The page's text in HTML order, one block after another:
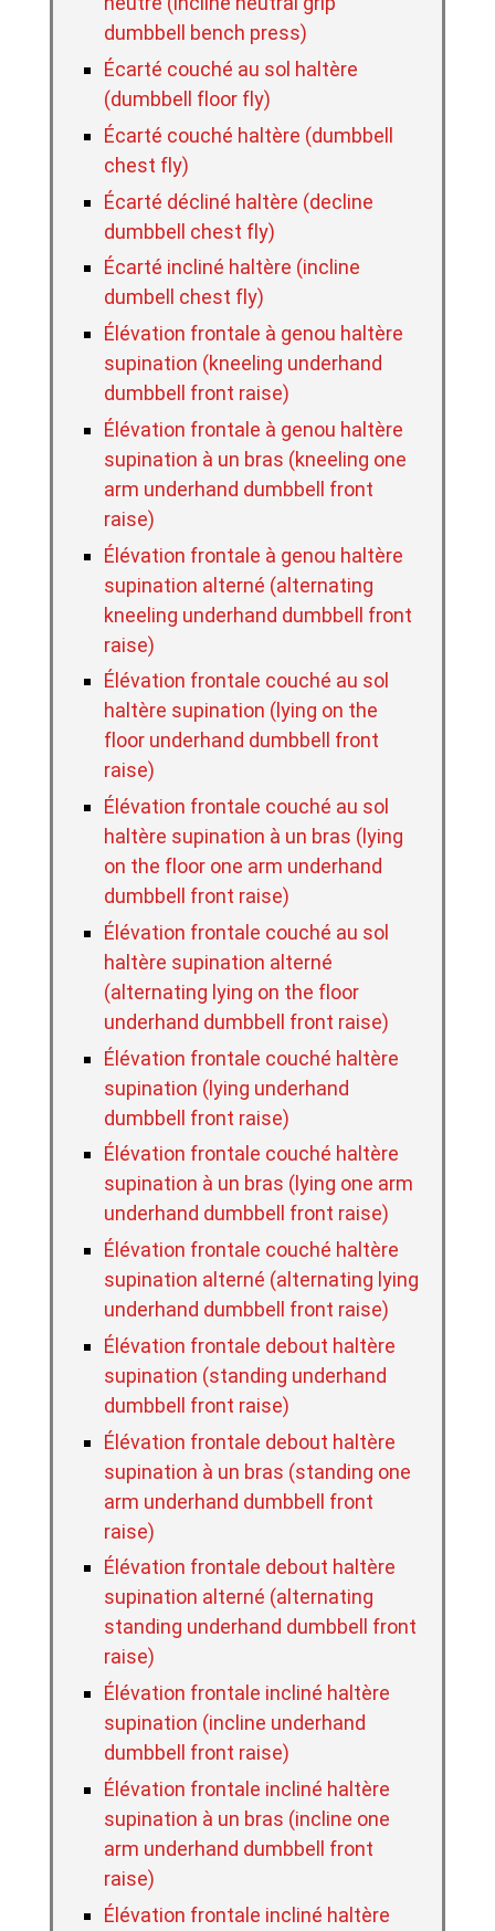
dumbbell bench press)
Écarté couché au sol haltère
(dumbbell floor fly)
Écarté couché haltère (dumbbell
chest fly)
Écarté décliné haltère (decline
dumbbell chest fly)
Écarté incliné haltère (incline
dumbell chest fly)
Élévation frontale à genou haltère
supination (kneeling underhand
dumbbell front raise)
Élévation frontale à genou haltère
supination à un bras (kneeling one
arm underhand dumbbell front
raise)
Élévation frontale à genou haltère
supination alterné (alternating
kneeling underhand dumbbell front
raise)
Élévation frontale couché au sol
haltère supination (lying on the
floor underhand dumbbell front
raise)
Élévation frontale couché au sol
haltère supination à un bras (lying
on the floor one arm underhand
dumbbell front raise)
Élévation frontale couché au sol
haltère supination alterné
(alternating lying on the floor
underhand dumbbell front raise)
Élévation frontale couché haltère
supination (lying underhand
dumbbell front raise)
Élévation frontale couché haltère
supination à un bras (lying one arm
underhand dumbbell front raise)
Élévation frontale couché haltère
supination alterné (alternating lying
underhand dumbbell front raise)
Élévation frontale debout haltère
supination (standing underhand
dumbbell front raise)
Élévation frontale debout haltère
supination à un bras (standing one
arm underhand dumbbell front
raise)
Élévation frontale debout haltère
supination alterné (alternating
standing underhand dumbbell front
raise)
Élévation frontale incliné haltère
supination (incline underhand
dumbbell front raise)
Élévation frontale incliné haltère
supination à un bras (incline one
arm underhand dumbbell front
raise)
Élévation frontale incliné haltère